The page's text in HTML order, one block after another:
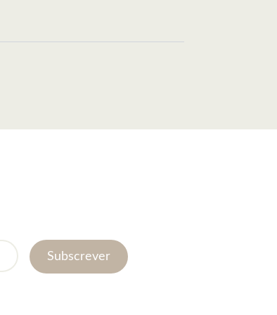
Subscrever